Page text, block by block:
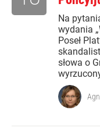
Na
wydania
Poseł
słowa o